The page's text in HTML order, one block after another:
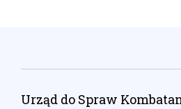
Urząd do Spraw